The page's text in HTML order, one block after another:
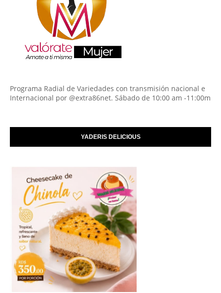
Programa Radial de Variedades con transmisión nacional e
Internacional por @extra86net. Sábado de 10:00 am -11:00m
YADERIS DELICIOUS